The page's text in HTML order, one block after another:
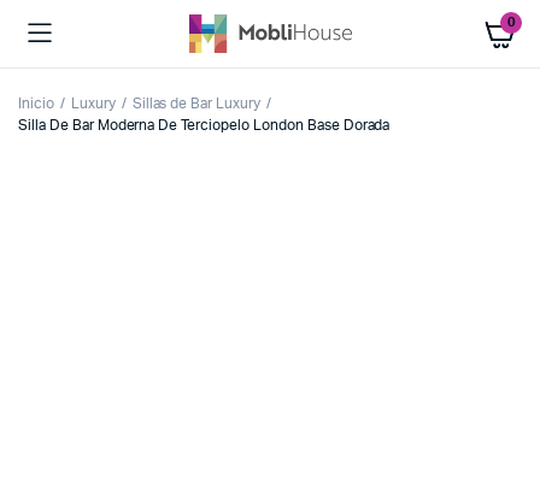
0
Inicio Luxury
Sillas de Bar Luxury
Silla De Bar Moderna De Terciopelo London Base Dorada